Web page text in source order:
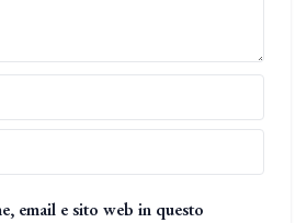
email e sito web in questo